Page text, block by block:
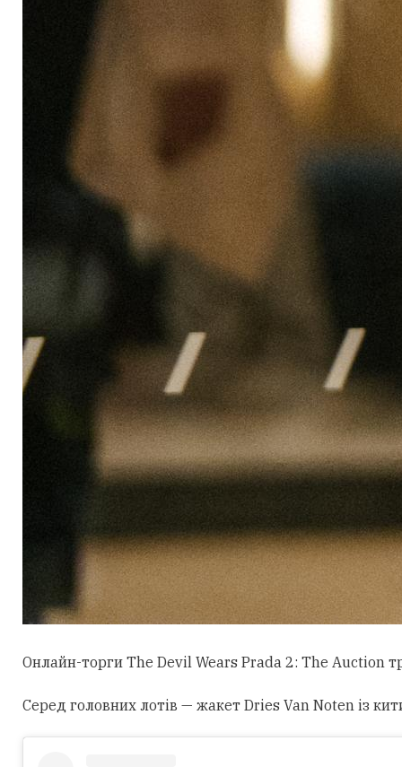
Онлайн-торги The Devil Wears Prada 2: The Auction
Серед головних лотів — жакет Dries Van Noten із